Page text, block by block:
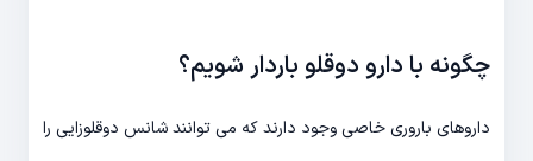
چگونه با دارو دوقلو باردار شویم؟
داروهای باروری خاصی وجود دارند که می توانند شانس دوقلوزایی را